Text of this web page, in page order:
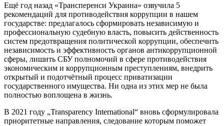
Ещё год назад «Трансперенси Украина» озвучила 5
рекомендаций для противодействия коррупции в нашем
государстве: предлагалось сформировать независимую и
профессиональную судебную власть, повысить действенность
систем предотвращения политической коррупции, обеспечить
независимость и эффективность органов антикоррупционной
сферы, лишить СБУ полномочий в сфере противодействия
экономическим и коррупционным преступлениям, внедрить
открытый и подотчётный процесс приватизации
государственного имущества. Ни одна из этих мер не была
полностью воплощена в жизнь.
В 2021 году „Transparency International“ вновь сформулировала
приоритетные направления, следование которым поможет